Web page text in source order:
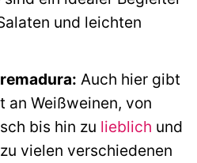
und leichten
Auch hier gibt
an Weißweinen, von
bis hin zu lieblich und
vielen verschiedenen